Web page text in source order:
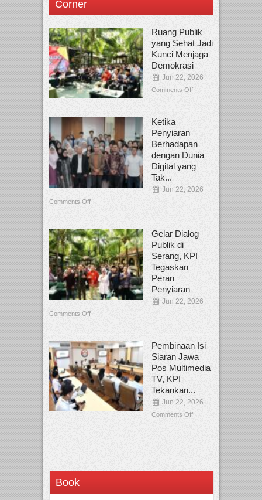
Corner
Ruang Publik
yang Sehat Jadi
Kunci Menjaga
Demokrasi
Jun 22, 2026
Comments Off
Ketika
Penyiaran
Berhadapan
dengan Dunia
Digital yang
Tak...
Jun 22, 2026
Comments Off
Gelar Dialog
Publik di
Serang, KPI
Tegaskan
Peran
Penyiaran
Jun 22, 2026
Comments Off
Pembinaan Isi
Siaran Jawa
Pos Multimedia
TV, KPI
Tekankan...
Jun 22, 2026
Comments Off
Book